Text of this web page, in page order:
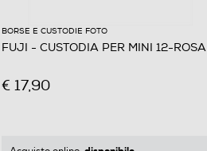
BORSE E CUSTODIE FOTO
FUJI - CUSTODIA PER MINI 12-ROSA
€ 17,90